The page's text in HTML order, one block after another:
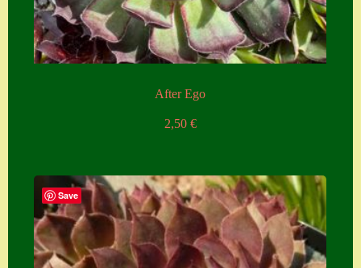
After Ego
2,50 €
Save